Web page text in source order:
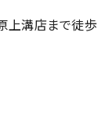
上溝店まで徒歩